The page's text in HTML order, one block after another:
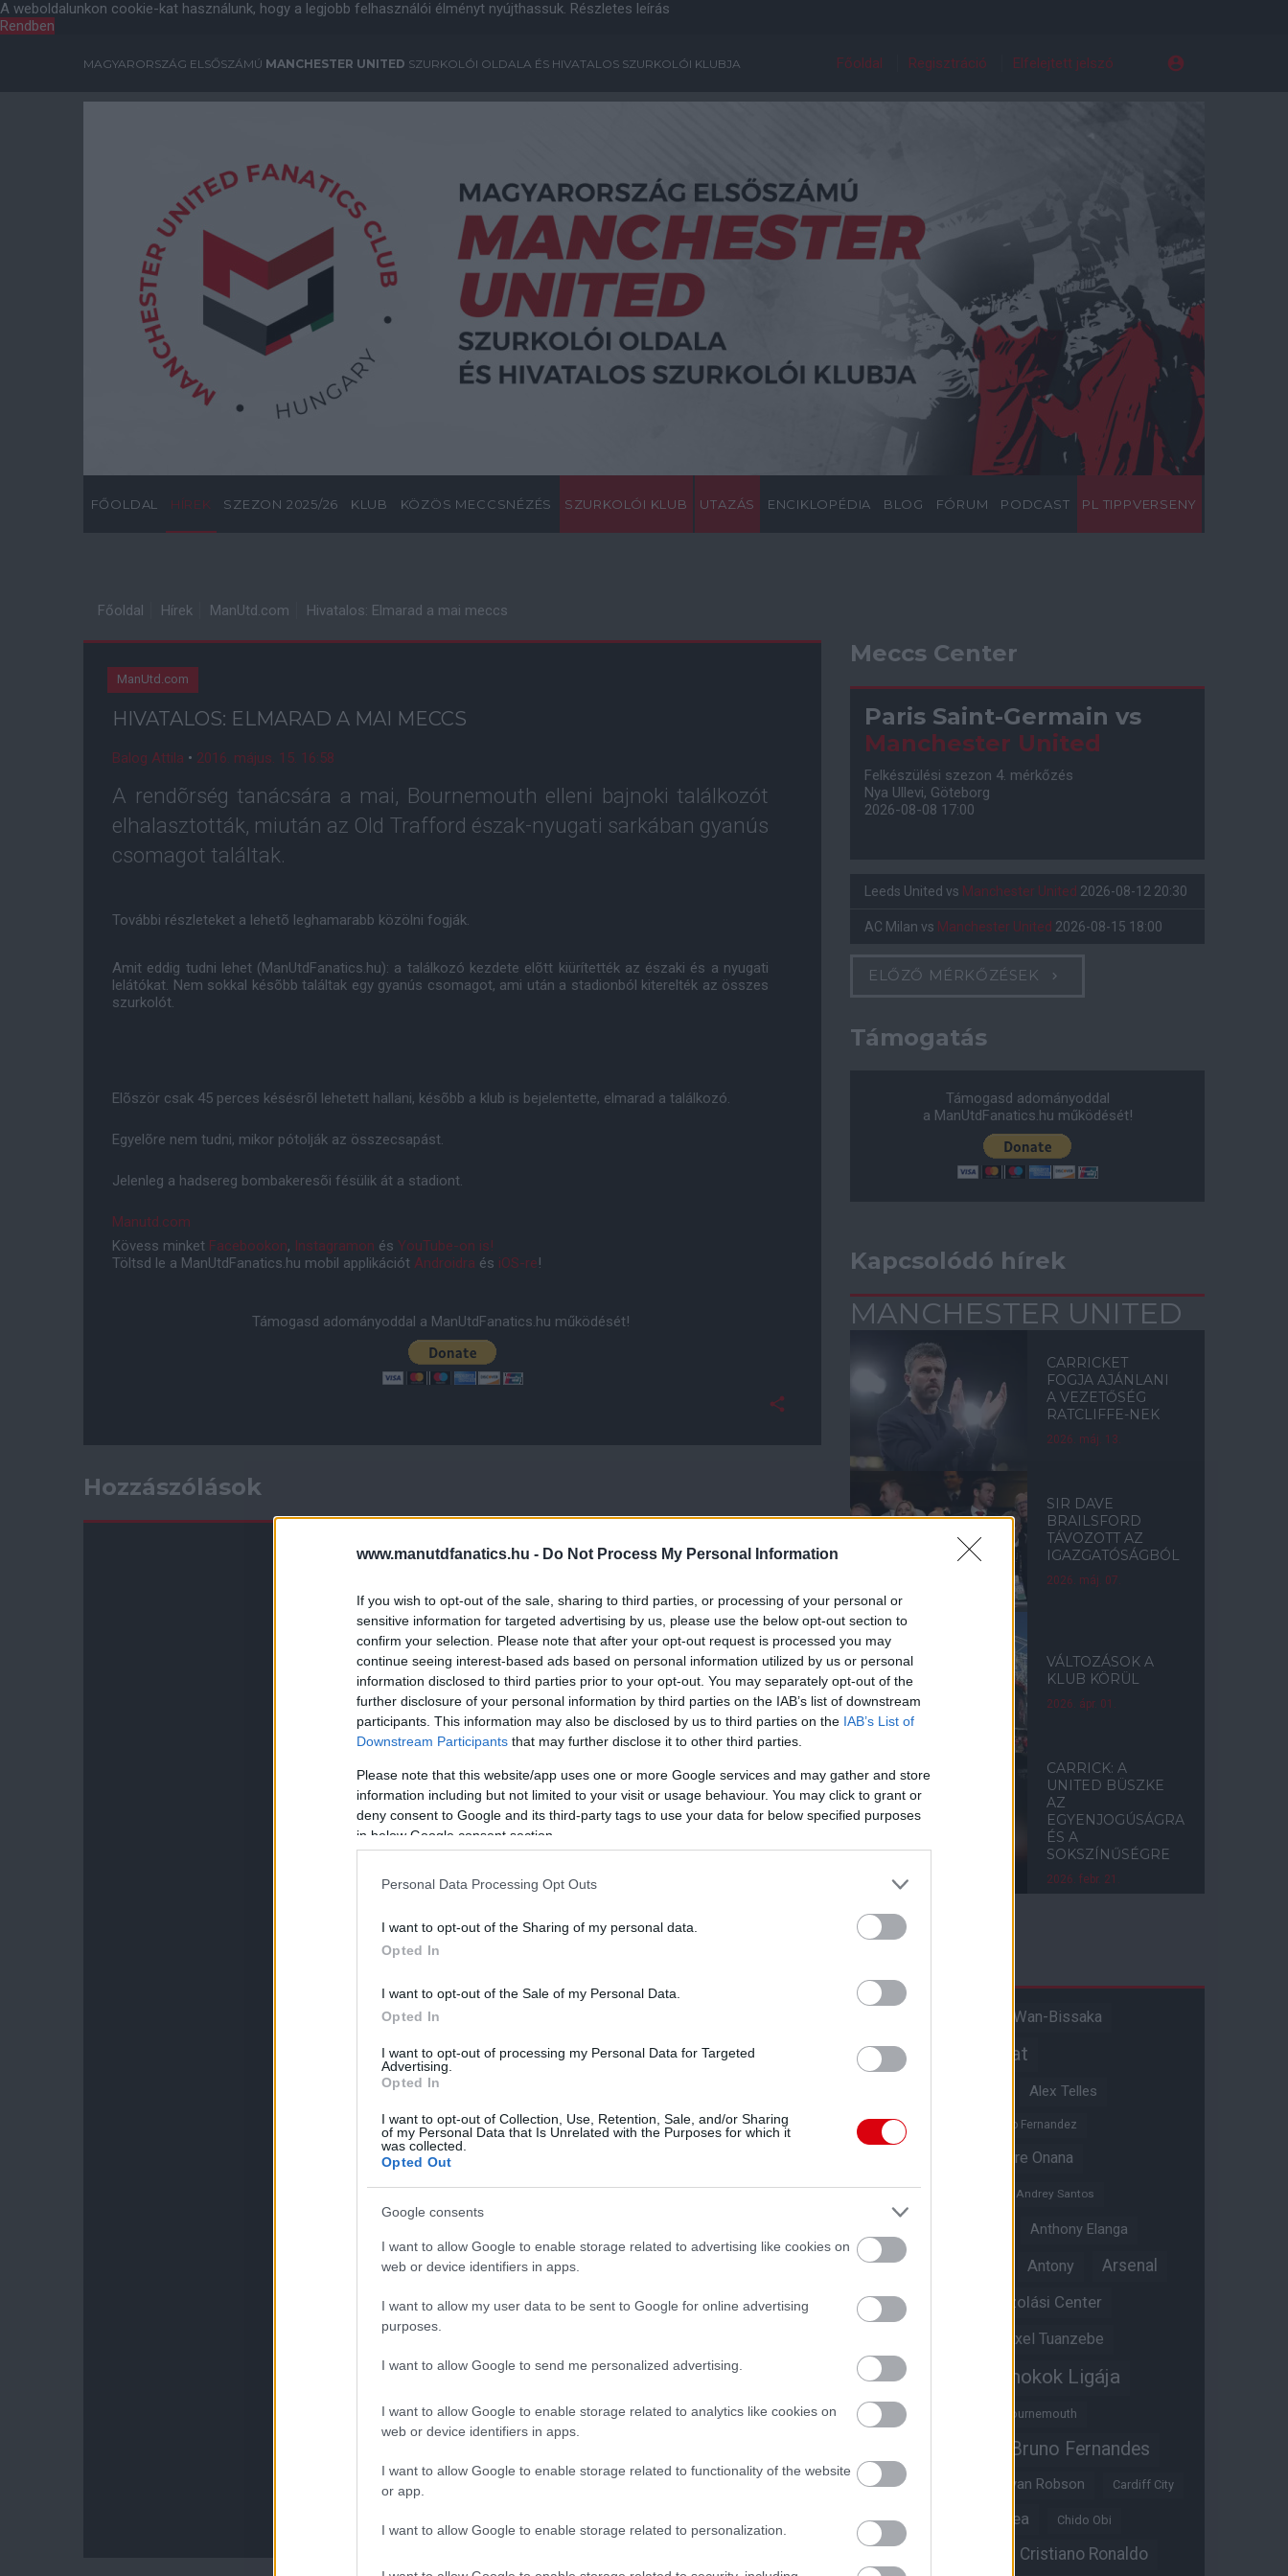
www.manutdfanatics.hu - Do Not Process My Personal Information
If you wish to opt-out of the sale, sharing to third parties, or processing of your personal or
sensitive information for targeted advertising by us, please use the below opt-out section to
confirm your selection. Please note that after your opt-out request is processed you may
continue seeing interest-based ads based on personal information utilized by us or personal
information disclosed to third parties prior to your opt-out. You may separately opt-out of the
further disclosure of your personal information by third parties on the IAB’s list of downstream
participants. This information may also be disclosed by us to third parties on the IAB’s List of
Downstream Participants that may further disclose it to other third parties.
Please note that this website/app uses one or more Google services and may gather and store
information including but not limited to your visit or usage behaviour. You may click to grant or
deny consent to Google and its third-party tags to use your data for below specified purposes
in below Google consent section.
Personal Data Processing Opt Outs
I want to opt-out of the Sharing of my personal data.
Opted In
I want to opt-out of the Sale of my Personal Data.
Opted In
I want to opt-out of processing my Personal Data for Targeted
Advertising.
Opted In
I want to opt-out of Collection, Use, Retention, Sale, and/or Sharing
of my Personal Data that Is Unrelated with the Purposes for which it
was collected.
Opted Out
Google consents
I want to allow Google to enable storage related to advertising like cookies on
web or device identifiers in apps.
I want to allow my user data to be sent to Google for online advertising
purposes.
I want to allow Google to send me personalized advertising.
I want to allow Google to enable storage related to analytics like cookies on
web or device identifiers in apps.
I want to allow Google to enable storage related to functionality of the website
or app.
I want to allow Google to enable storage related to personalization.
A weboldalunkon cookie-kat használunk, hogy a legjobb felhasználói élményt nyújthassuk. Részletes leírás
Rendben
MAGYARORSZÁG ELSŐSZÁMÚ MANCHESTER UNITED SZURKOLÓI OLDALA ÉS HIVATALOS SZURKOLÓI KLUBJA Főoldal Regisztráció Elfelejtett jelszó
FŐOLDAL HÍREK SZEZON 2025/26 KLUB KÖZÖS MECCSNÉZÉS SZURKOLÓI KLUB UTAZÁS ENCIKLOPÉDIA BLOG FÓRUM PODCAST PL TIPPVERSENY
Főoldal Hírek ManUtd.com Hivatalos: Elmarad a mai meccs
ManUtd.com
HIVATALOS: ELMARAD A MAI MECCS
Balog Attila • 2016. május. 15. 16:58
A rendõrség tanácsára a mai, Bournemouth elleni bajnoki találkozót
elhalasztották, miután az Old Trafford észak-nyugati sarkában gyanús
csomagot találtak.
További részleteket a lehetõ leghamarabb közölni fogják.
Amit eddig tudni lehet (ManUtdFanatics.hu): a találkozó kezdete elõtt kiürítették az északi és a nyugati
lelátókat. Nem sokkal késõbb találtak egy gyanús csomagot, ami után a stadionból kiterelték az összes
szurkolót.
Elõször csak 45 perces késésrõl lehetett hallani, késõbb a klub is bejelentette, elmarad a találkozó.
Egyelõre nem tudni, mikor pótolják az összecsapást.
Jelenleg a hadsereg bombakeresõi fésülik át a stadiont.
Manutd.com
Kövess minket Facebookon, Instagramon és YouTube-on is!
Töltsd le a ManUtdFanatics.hu mobil applikációt Androidra és iOS-re!
Támogasd adományoddal a ManUtdFanatics.hu működését!
Hozzászólások
Meccs Center
Paris Saint-Germain vs
Manchester United
Felkészülési szezon 4. mérkőzés
Nya Ullevi, Göteborg
2026-08-08 17:00
Leeds United vs Manchester United 2026-08-12 20:30
AC Milan vs Manchester United 2026-08-15 18:00
ELŐZŐ MÉRKŐZÉSEK
Támogatás
Támogasd adományoddal
a ManUtdFanatics.hu működését!
Kapcsolódó hírek
MANCHESTER UNITED
CARRICKET
FOGJA AJÁNLANI
A VEZETŐSÉG
RATCLIFFE-NEK
2026. máj. 13.
SIR DAVE
BRAILSFORD
TÁVOZOTT AZ
IGAZGATÓSÁGBÓL
2026. máj. 07.
VÁLTOZÁSOK A
KLUB KÖRÜL
2026. ápr. 01.
CARRICK: A
UNITED BÜSZKE
AZ
EGYENJOGÚSÁGRA
ÉS A
SOKSZÍNŰSÉGRE
2026. febr. 21.
Aaron Wan-Bissaka
Akadémiai csapat
Alex Telles
Altay Bayindir Alvaro Fernandez
Andre Onana
Andreas Pereira
Andrey Santos
Anthony Elanga
Anthony Martial Antony Arsenal
Aston Villa Átigazolási Center
Axel Tuanzebe
Ayden Heaven Bajnokok Ligája
Benjamin Sesko Bournemouth
Bruno Fernandes
Bryan Mbeumo Bryan Robson Cardiff City
Casemiro Chelsea Chido Obi
Cristiano Ronaldo